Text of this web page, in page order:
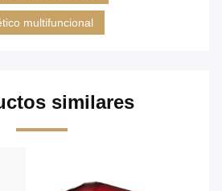
multifuncional
similares